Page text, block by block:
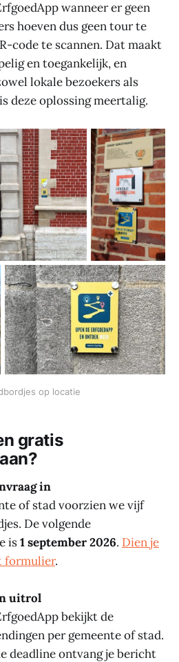
wanneer er geen
hoeven dus geen tour te
code te scannen. Dat maakt
en toegankelijk, en
lokale bezoekers als
deze oplossing meertalig.
op locatie
gratis
in
of stad voorzien we vijf
De volgende
is1 september 2026. Dien je
formulier.
uitrol
bekijkt de
per gemeente of stad.
deadline ontvang je bericht